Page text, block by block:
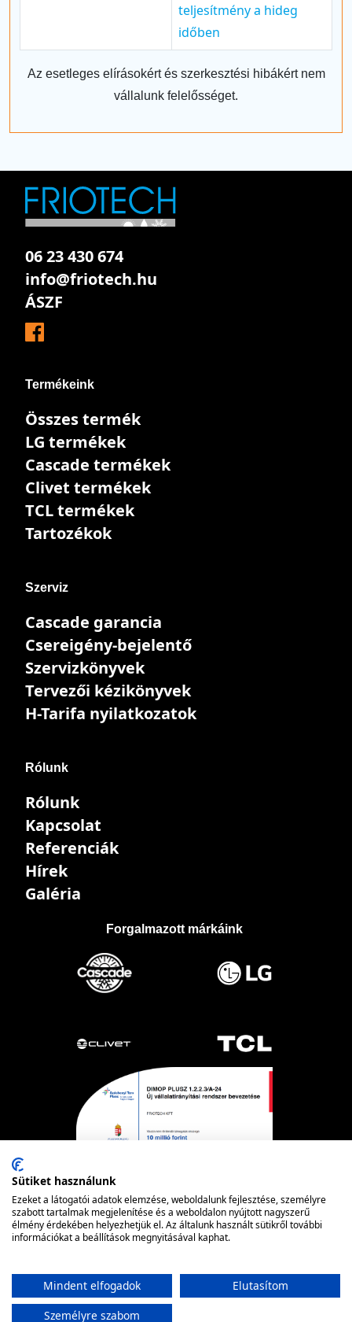
teljesítmény a hideg
időben
Az esetleges elírásokért és szerkesztési hibákért nem
vállalunk felelősséget.
06 23 430 674
info@friotech.hu
ÁSZF
Termékeink
Összes termék
LG termékek
Cascade termékek
Clivet termékek
TCL termékek
Tartozékok
Szerviz
Cascade garancia
Csereigény-bejelentő
Szervizkönyvek
Tervezői kézikönyvek
H-Tarifa nyilatkozatok
Rólunk
Rólunk
Kapcsolat
Referenciák
Hírek
Galéria
Forgalmazott márkáink
© FRIOTECHPowered by nopCommerce
Sütiket használunk
Ezeket a látogatói adatok elemzése, weboldalunk fejlesztése, személyre
szabott tartalmak megjelenítése és a weboldalon nyújtott nagyszerű
élmény érdekében helyezhetjük el. Az általunk használt sütikről további
információkat a beállítások megnyitásával kaphat.
Mindent elfogadok
Elutasítom
Személyre szabom